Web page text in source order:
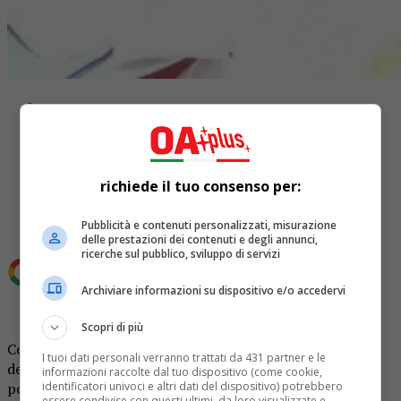
Aggiungi OA Plus come Fonte preferita su Google
Con la sua macchina fotografica ha raccontato il dramma
della Palermo sconvolta dalla ferocia della Mafia e dalla
povertà dei quartieri più periferici, diventando una delle
richiede il tuo consenso per:
Pubblicità e contenuti personalizzati, misurazione
delle prestazioni dei contenuti e degli annunci,
ricerche sul pubblico, sviluppo di servizi
Archiviare informazioni su dispositivo e/o accedervi
Scopri di più
I tuoi dati personali verranno trattati da 431 partner e le
informazioni raccolte dal tuo dispositivo (come cookie,
identificatori univoci e altri dati del dispositivo) potrebbero